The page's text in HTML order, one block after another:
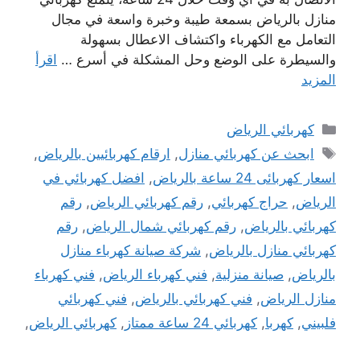
منازل بالرياض بسمعة طيبة وخبرة واسعة في مجال
التعامل مع الكهرباء واكتشاف الاعطال بسهولة
والسيطرة على الوضع وحل المشكلة في أسرع … اقرأ
المزيد
التصنيفات
كهربائي الرياض
الوسوم
ابحث عن كهربائي منازل, ارقام كهربائيين ‫بالرياض‬
,
اسعار كهربائى 24 ساعة بالرياض
, افضل كهربائي في
الرياض, حراج كهربائي, رقم كهربائي الرياض, رقم
كهربائي بالرياض, رقم كهربائي شمال الرياض, رقم
كهربائي منازل بالرياض, شركة صيانة كهرباء منازل
بالرياض, صيانة منزلية, فني كهرباء الرياض, فني كهرباء
منازل الرياض, فني كهربائي بالرياض, فني كهربائي
فلبيني, كهربا, كهربائي 24 ساعة ممتاز , كهربائي الرياض,